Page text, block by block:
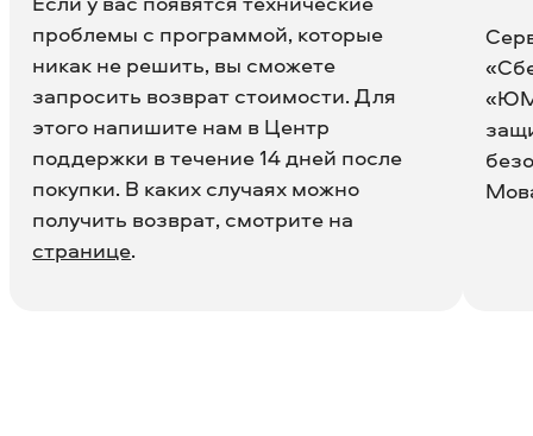
проблемы с программой, которые
никак не решить, вы сможете
запросить возврат стоимости. Для
этого напишите нам в Центр
поддержки в течение 14 дней после
покупки. В каких случаях можно
получить возврат, смотрите на
странице.